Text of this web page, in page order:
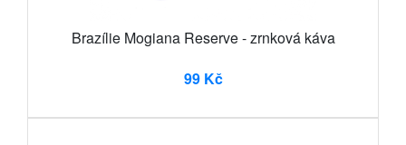
Brazílie Mogiana Reserve - zrnková káva
99 Kč